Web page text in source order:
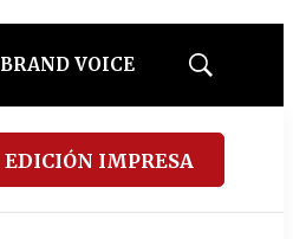
BRAND VOICE
Mostrar
EDICIÓN IMPRESA